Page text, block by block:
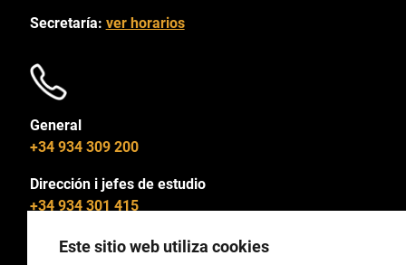
Secretaría: ver horarios
General
+34 934 309 200
Dirección i jefes de estudio
+34 934 301 415
Este sitio web utiliza cookies